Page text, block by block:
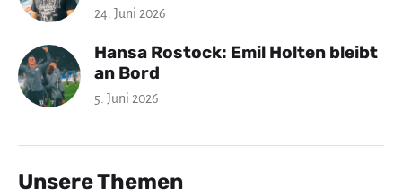
24. Juni 2026
Hansa Rostock: Emil Holten bleibt
an Bord
5. Juni 2026
Unsere Themen